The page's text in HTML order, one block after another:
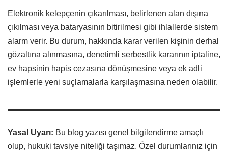
Elektronik kelepçenin çıkarılması, belirlenen alan dışına
çıkılması veya bataryasının bitirilmesi gibi ihlallerde sistem
alarm verir. Bu durum, hakkında karar verilen kişinin derhal
gözaltına alınmasına, denetimli serbestlik kararının iptaline,
ev hapsinin hapis cezasına dönüşmesine veya ek adli
işlemlerle yeni suçlamalarla karşılaşmasına neden olabilir.
Yasal Uyarı: Bu blog yazısı genel bilgilendirme amaçlı
olup, hukuki tavsiye niteliği taşımaz. Özel durumlarınız için